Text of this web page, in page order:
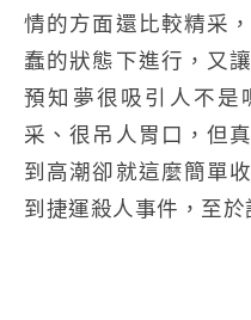
情的方面還比較精采
蠢的狀態下進行，又
預知夢很吸引人不是
采、很吊人胃口，但
到高潮卻就這麼簡單
到捷運殺人事件，至於